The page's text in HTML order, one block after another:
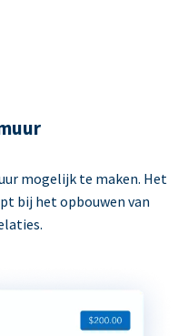
mogelijk te maken. Het
bij het opbouwen van